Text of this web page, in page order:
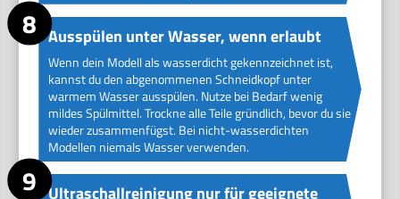
Ausspülen unter Wasser, wenn erlaubt
Wenn dein Modell als wasserdicht gekennzeichnet ist,
kannst du den abgenommenen Schneidkopf unter
warmem Wasser ausspülen. Nutze bei Bedarf wenig
mildes Spülmittel. Trockne alle Teile gründlich, bevor du sie
wieder zusammenfügst. Bei nicht-wasserdichten
Modellen niemals Wasser verwenden.
Ultraschallreinigung nur für geeignete